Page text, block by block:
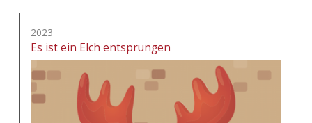
2023
Es ist ein Elch entsprungen